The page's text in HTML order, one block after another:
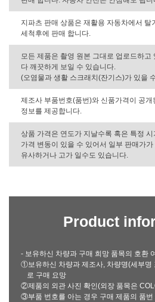
지파츠 판매 상품은 재활용 자동차에서 탈
세척후에 판매 합니다.
모든 제품은 촬영 원본 그대로 업로드하고
다 깨끗하게 보일 수 있습니다.
(오염물과 생활 스크래치(잔기스)가 있을
제조사 부품번호(품번)와 신품가격이 공
정보를 제공합니다.
상품 가격은 연도가 지날수록 혹은 특정
가격 변동이 있을 수 있어서 일부 판매가
유사하거나 고가 일수도 있습니다.
Product
- 보유하신 차량과 구매 희망 품목의 호환
①보유하신 차량과 제조사, 차량명(세부명
로 구매 요망
②제품의 외관 사진 확인(외장 품목은
③부품 번호를 아는 경우 구매 제품의 품